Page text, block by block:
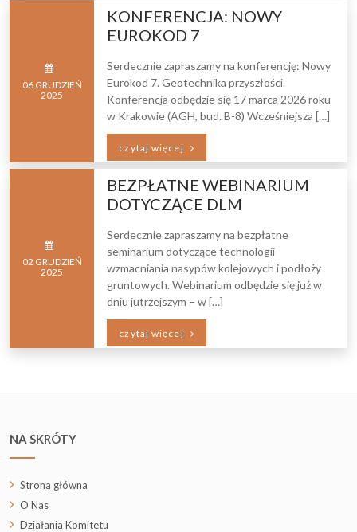
06GRUDZIEŃ
2025
KONFERENCJA: NOWY
EUROKOD 7
Serdecznie zapraszamy na konferencję: Nowy
Eurokod 7. Geotechnika przyszłości.
Konferencja odbędzie się 17 marca 2026 roku
w Krakowie (AGH, bud. B-8) Wcześniejsza […]
czytaj więcej
02 GRUDZIEŃ
2025
BEZPŁATNE WEBINARIUM
DOTYCZĄCE DLM
Serdecznie zapraszamy na bezpłatne
seminarium dotyczące technologii
wzmacniania nasypów kolejowych i podłoży
gruntowych. Webinarium odbędzie się już w
dniu jutrzejszym – w […]
czytaj więcej
NA SKRÓTY
Strona główna
O Nas
Działania Komitetu